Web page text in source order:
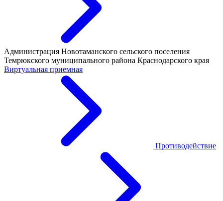
Администрация Новотаманского сельского поселения
Темрюкского муниципального района Краснодарского края
Виртуальная приемная
Противодействие